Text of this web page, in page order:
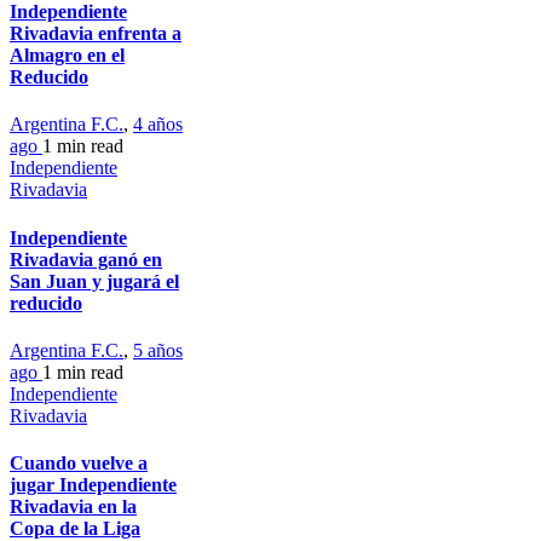
Independiente
Rivadavia enfrenta a
Almagro en el
Reducido
Argentina F.C., 4 años
ago 1 min read
Independiente
Rivadavia
Independiente
Rivadavia ganó en
San Juan y jugará el
reducido
Argentina F.C., 5 años
ago 1 min read
Independiente
Rivadavia
Cuando vuelve a
jugar Independiente
Rivadavia en la
Copa de la Liga